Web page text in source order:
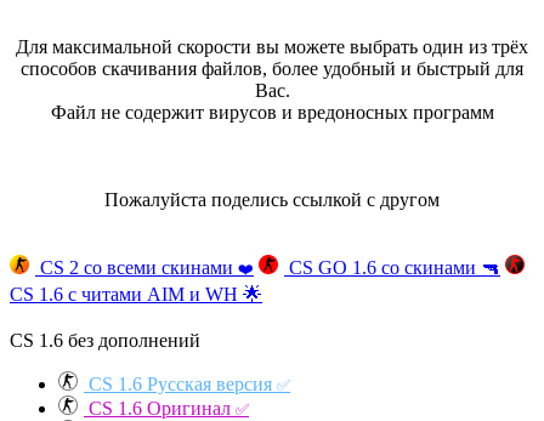
Для максимальной скорости вы можете выбрать один из трёх
способов скачивания файлов, более удобный и быстрый для
Вас.
Файл не содержит вирусов и вредоносных программ
Пожалуйста поделись ссылкой с другом
CS 2 со всеми скинами ❤️ CS GO 1.6 со скинами 🔫
CS 1.6 с читами AIM и WH 🌟
CS 1.6 без дополнений
CS 1.6 Русская версия ✅
CS 1.6 Оригинал ✅